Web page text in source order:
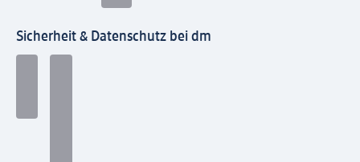
Sicherheit & Datenschutz bei dm